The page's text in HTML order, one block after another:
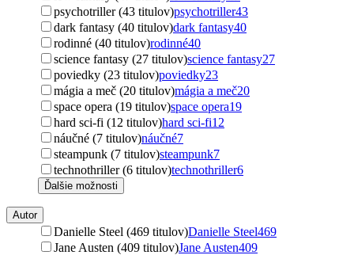
psychotriller (43 titulov)psychotriller43
dark fantasy (40 titulov)dark fantasy40
rodinné (40 titulov)rodinné40
science fantasy (27 titulov)science fantasy27
poviedky (23 titulov)poviedky23
mágia a meč (20 titulov)mágia a meč20
space opera (19 titulov)space opera19
hard sci-fi (12 titulov)hard sci-fi12
náučné (7 titulov)náučné7
steampunk (7 titulov)steampunk7
technothriller (6 titulov)technothriller6
Ďalšie možnosti
Autor
Danielle Steel (469 titulov)Danielle Steel469
Jane Austen (409 titulov)Jane Austen409